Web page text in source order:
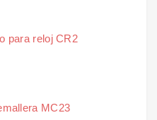
para reloj CR2
MC23